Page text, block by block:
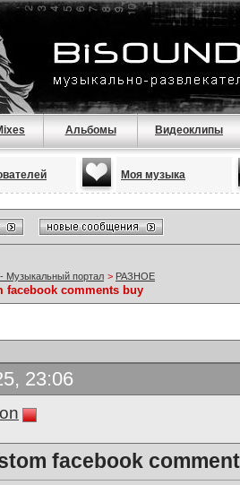
Альбомы Видеоклипы
Моя музыка
Музыкальный портал > РАЗНОЕ
facebook comments buy
23:06
facebook